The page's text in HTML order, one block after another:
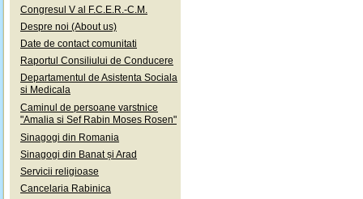
Congresul V al F.C.E.R.-C.M.
Despre noi (About us)
Date de contact comunitati
Raportul Consiliului de Conducere
Departamentul de Asistenta Sociala
si Medicala
Caminul de persoane varstnice
"Amalia si Sef Rabin Moses Rosen"
Sinagogi din Romania
Sinagogi din Banat și Arad
Servicii religioase
Cancelaria Rabinica